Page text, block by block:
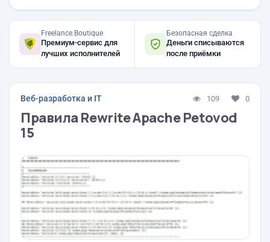
Freelance.Boutique
Премиум-сервис для
лучших исполнителей
Безопасная сделка
Деньги списываются
после приёмки
Веб-разработка и IT 109 0
Правила Rewrite Apache Petovod
15